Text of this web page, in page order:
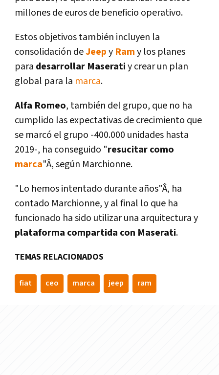
millones de euros de beneficio operativo.
Estos objetivos también incluyen la
consolidación deJeepy Ramy los planes
para desarrollar Maseratiy crear un plan
global para la marca.
Alfa Romeo, también del grupo, que no ha
cumplido las expectativas de crecimiento que
se marcó el grupo -400.000 unidades hasta
2019-, ha conseguido "resucitar como
marca"Â, según Marchionne.
"Lo hemos intentado durante años"Â, ha
contado Marchionne, y al final lo que ha
funcionado ha sido utilizar una arquitectura y
plataforma compartida con Maserati.
TEMAS RELACIONADOS
fiat ceo marca jeep ram